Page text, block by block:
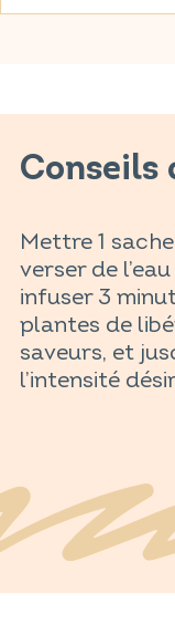
Mettre 1
verser de
infuser 3
plantes de
saveurs, et
l’intensité